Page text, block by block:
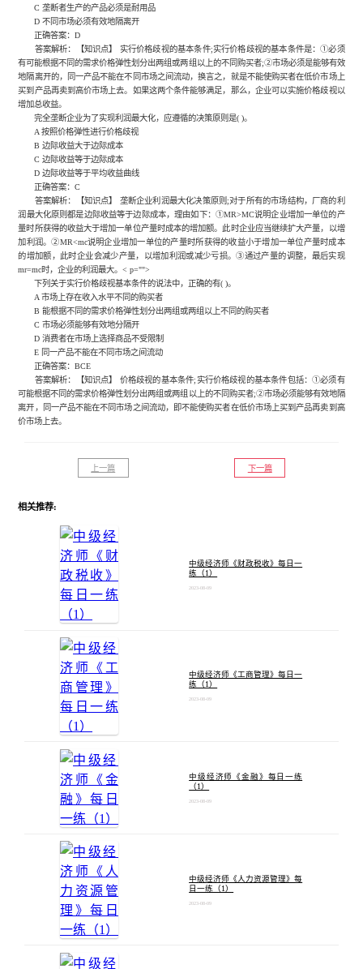
C 垄断者生产的产品必须是耐用品
D 不同市场必须有效地隔离开
正确答案：D
答案解析：【知识点】 实行价格歧视的基本条件;实行价格歧视的基本条件是：①必须
有可能根据不同的需求价格弹性划分出两组或两组以上的不同购买者;②市场必须是能够有效
地隔离开的，同一产品不能在不同市场之间流动，换言之，就是不能使购买者在低价市场上
买到产品再卖到高价市场上去。如果这两个条件能够满足，那么，企业可以实施价格歧视以
增加总收益。
完全垄断企业为了实现利润最大化，应遵循的决策原则是( )。
A 按照价格弹性进行价格歧视
B 边际收益大于边际成本
C 边际收益等于边际成本
D 边际收益等于平均收益曲线
正确答案：C
答案解析：【知识点】 垄断企业利润最大化决策原则;对于所有的市场结构，厂商的利
润最大化原则都是边际收益等于边际成本，理由如下：①MR>MC说明企业增加一单位的产
量时所获得的收益大于增加一单位产量时成本的增加额。此时企业应当继续扩大产量，以增
加利润。②MR<mc说明企业增加一单位的产量时所获得的收益小于增加一单位产量时成本
的增加额，此时企业会减少产量，以增加利润或减少亏损。③通过产量的调整，最后实现
mr=mc时，企业的利润最大。< p="">
下列关于实行价格歧视基本条件的说法中，正确的有( )。
A 市场上存在收入水平不同的购买者
B 能根据不同的需求价格弹性划分出两组或两组以上不同的购买者
C 市场必须能够有效地分隔开
D 消费者在市场上选择商品不受限制
E 同一产品不能在不同市场之间流动
正确答案：BCE
答案解析：【知识点】 价格歧视的基本条件;实行价格歧视的基本条件包括：①必须有
可能根据不同的需求价格弹性划分出两组或两组以上的不同购买者;②市场必须能够有效地隔
离开，同一产品不能在不同市场之间流动，即不能使购买者在低价市场上买到产品再卖到高
价市场上去。
上一篇 下一篇
相关推荐:
中级经济师《财政税收》每日一
练（1）
2023-08-09
中级经济师《工商管理》每日一
练（1）
2023-08-09
中级经济师《金融》每日一练
（1）
2023-08-09
中级经济师《人力资源管理》每
日一练（1）
2023-08-09